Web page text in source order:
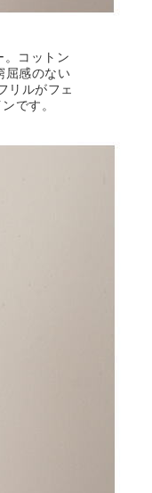
。コットン
屈感のない
リルがフェ
です。